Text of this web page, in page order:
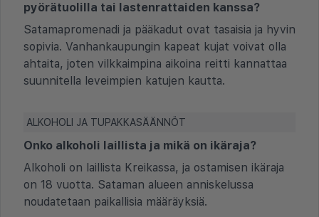
pyörätuolilla tai lastenrattaiden kanssa?
Satamapromenadi ja pääkadut ovat tasaisia ja hyvin
sopivia. Vanhankaupungin kapeat kujat voivat olla
ahtaita, joten vilkkaimpina aikoina reitti kannattaa
suunnitella leveimpien katujen kautta.
ALKOHOLI JA TUPAKKASÄÄNNÖT
Onko alkoholi laillista ja mikä on ikäraja?
Alkoholi on laillista Kreikassa, ja ostamisen ikäraja
on 18 vuotta. Sataman alueen anniskelussa
noudatetaan paikallisia määräyksiä.